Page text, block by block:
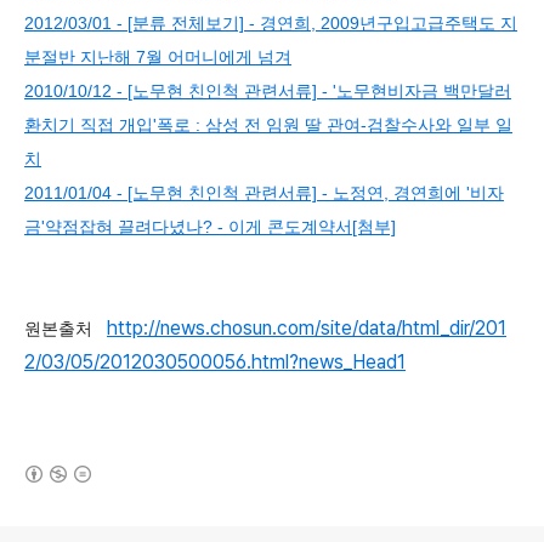
2012/03/01 - [분류 전체보기] - 경연희, 2009년구입고급주택도 지
분절반 지난해 7월 어머니에게 넘겨
2010/10/12 - [노무현 친인척 관련서류] - '노무현비자금 백만달러
환치기 직접 개입'폭로 : 삼성 전 임원 딸 관여-검찰수사와 일부 일
치
2011/01/04 - [노무현 친인척 관련서류] - 노정연, 경연희에 '비자
금'약점잡혀 끌려다녔나? - 이게 콘도계약서[첨부]
원본출처
http://news.chosun.com/site/data/html_dir/201
2/03/05/2012030500056.html?news_Head1